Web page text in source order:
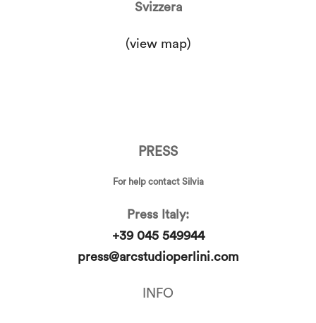
Svizzera
(view map)
PRESS
For help contact Silvia
Press Italy:
+39 045 549944
press@arcstudioperlini.com
INFO